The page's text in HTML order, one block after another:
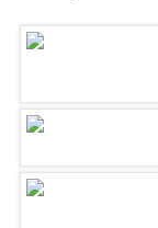
Emagazine
Photo